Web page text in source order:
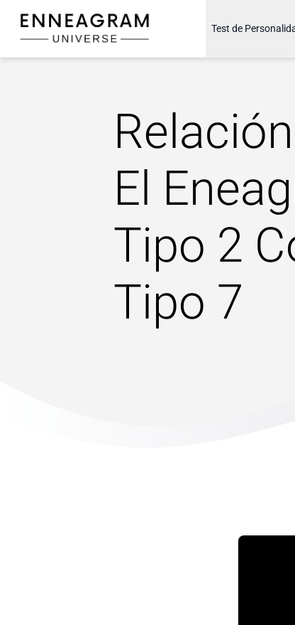
Enneagram Universe
Test de
El
Tipo 2
Tipo 7